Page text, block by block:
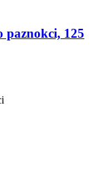
paznokci, 125